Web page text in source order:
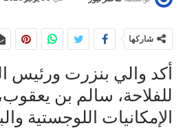
شاركها
أكد والي بنزرت ورئيس
للفلاحة، سالم بن
الإمكانيات اللوجستية